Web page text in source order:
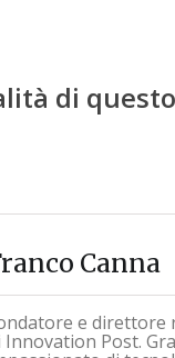
di
Canna
e direttore
Innovation Post.